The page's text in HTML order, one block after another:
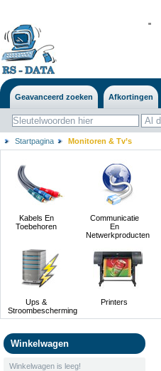
''
Geavanceerd zoeken Afkortingen
Startpagina Monitoren & Tv’s
Kabels En
Toebehoren
Communicatie
En
Netwerkproducten
Ups &
Stroombescherming
Printers
Winkelwagen
Winkelwagen is leeg!